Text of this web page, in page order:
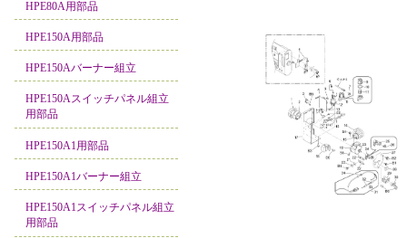
HPE80A用部品
HPE150A用部品
HPE150Aバーナー組立
HPE150Aスイッチパネル組立
用部品
HPE150A1用部品
HPE150A1バーナー組立
HPE150A1スイッチパネル組立
用部品